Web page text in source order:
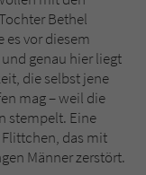
Bethel
es vor diesem
genau hier liegt
die selbst jene
mag – weil die
stempelt. Eine
das mit
Männer zerstört.